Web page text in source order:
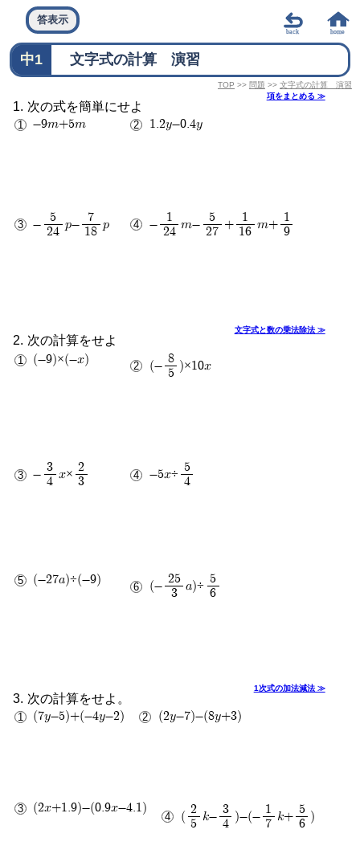
答表示
中1 文字式の計算 演習
TOP >> 問題 >> 文字式の計算 演習
次の式を簡単にせよ
項をまとめる ≫
-9m+5m 1.2y-0.4y
-
5
24
p-
7
18
p -
1
24
m-
5
27
+
1
16
m+
1
9
次の計算をせよ
文字式と数の乗法除法 ≫
(-9)×(-x)
(-
8
5
)×10x
-
3
4
x×
2
3
-5x÷
5
4
(-27a)÷(-9)
(-
25
3
a)÷
5
6
次の計算をせよ。
1次式の加法減法 ≫
(7y-5)+(-4y-2) (2y-7)-(8y+3)
(2x+1.9)-(0.9x-4.1)
(
2
5
k-
3
4
)-(-
1
7
k+
5
6
)